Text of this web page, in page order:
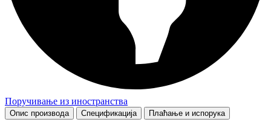
Поручивање из иностранства
Опис производа Спецификација Плаћање и испорука